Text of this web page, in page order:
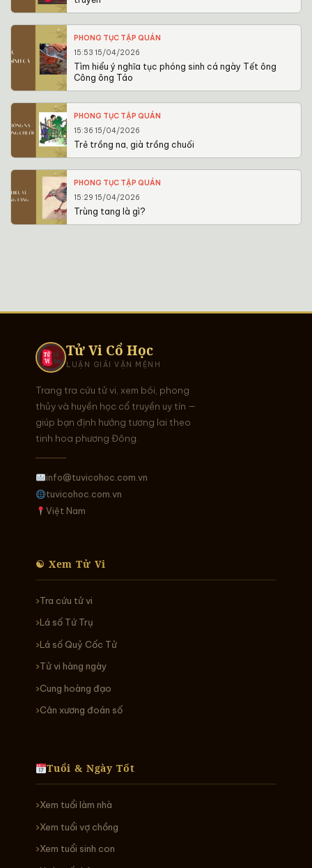
PHONG TỤC TẬP QUÁN
15:53 15/04/2026
Tìm hiểu ý nghĩa tục phóng sinh cá ngày Tết ông
Công ông Táo
PHONG TỤC TẬP QUÁN
15:36 15/04/2026
Trẻ trồng na, già trồng chuối
PHONG TỤC TẬP QUÁN
15:29 15/04/2026
Trùng tang là gì?
Tử Vi Cổ Học
LUẬN GIẢI VẬN MỆNH
Trang tra cứu tử vi, xem bói, phong
thủy và huyền học cổ truyền uy tín —
giúp bạn định hướng tương lai theo
tinh hoa phương Đông.
info@tuvicohoc.com.vn
tuvicohoc.com.vn
Việt Nam
☯ Xem Tử Vi
Tra cứu tử vi
Lá số Tứ Trụ
Lá số Quỷ Cốc Tử
Tử vi hàng ngày
Cung hoàng đạo
Cân xương đoán số
Tuổi & Ngày Tốt
Xem tuổi làm nhà
Xem tuổi vợ chồng
Xem tuổi sinh con